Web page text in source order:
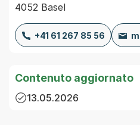
4052 Basel
+41 61 267 85 56
Contenuto aggiornato
13.05.2026